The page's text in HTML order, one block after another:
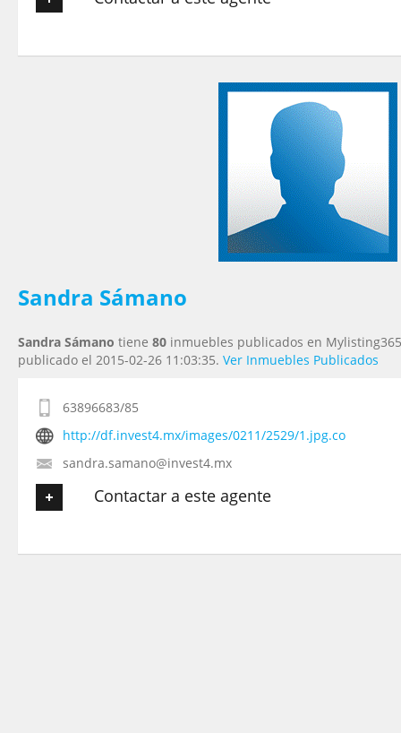
Sandra Sámano
Sandra Sámano tiene 80 inmuebles publicados en
publicado el 2015-02-26 11:03:35. Ver Inmuebles Publicados
63896683/85
http://df.invest4.mx/images/0211/2529/1.jpg.co
sandra.samano@invest4.mx
Contactar a este agente